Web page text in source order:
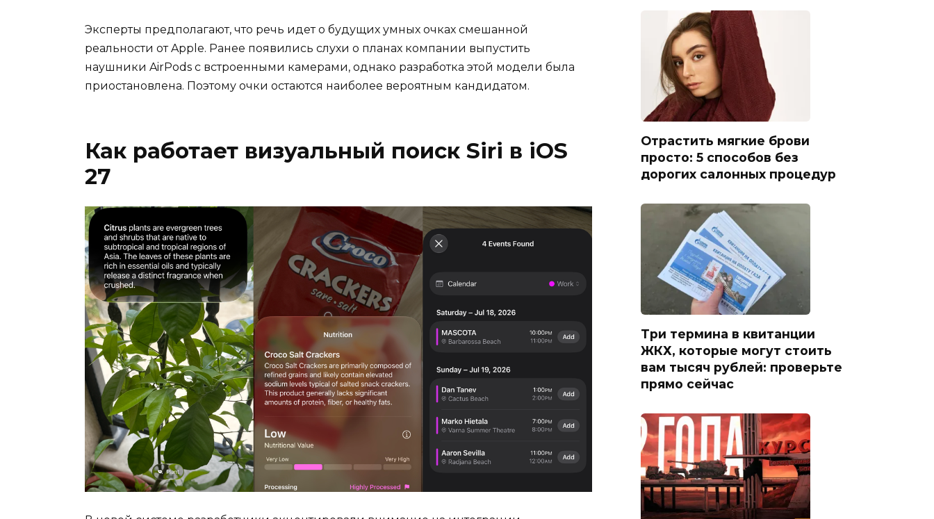
Эксперты предполагают, что речь идет о будущих умных очках смешанной
реальности от Apple. Ранее появились слухи о планах компании выпустить
наушники AirPods с встроенными камерами, однако разработка этой модели была
приостановлена. Поэтому очки остаются наиболее вероятным кандидатом.
Как работает визуальный поиск Siri в iOS
27
Отрастить мягкие брови
просто: 5 способов без
дорогих салонных процедур
Три термина в квитанции
ЖКХ, которые могут стоить
вам тысяч рублей: проверьте
прямо сейчас